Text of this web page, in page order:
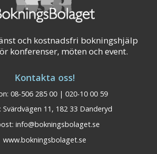
och kostnadsfri bokningshjälp
konferenser, möten och event.
Kontakta oss!
08-506 285 00 | 020-10 00 59
Svärdvägen 11, 182 33 Danderyd
info@bokningsbolaget.se
www.bokningsbolaget.se